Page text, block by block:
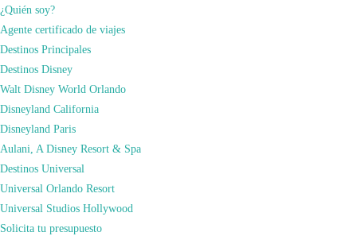
Intro)
¿Quién soy?
Agente certificado de viajes
Destinos Principales
Destinos Disney
Walt Disney World Orlando
Disneyland California
Disneyland Paris
Aulani, A Disney Resort & Spa
Destinos Universal
Universal Orlando Resort
Universal Studios Hollywood
Solicita tu presupuesto